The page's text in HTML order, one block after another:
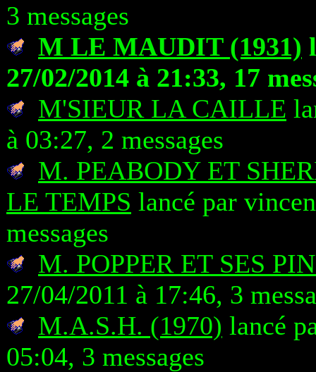
3 messages
M LE MAUDIT (1931)
27/02/2014 à 21:33, 17
M'SIEUR LA CAILLE
à 03:27, 2 messages
M. PEABODY ET
LE TEMPS lancé par
messages
M. POPPER ET SES
27/04/2011 à 17:46, 3
M.A.S.H. (1970) lancé
05:04, 3 messages